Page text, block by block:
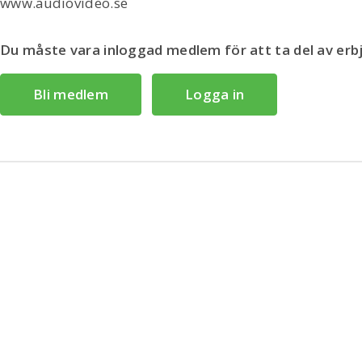
Du måste vara inloggad medlem för att ta del av
Bli medlem Logga in